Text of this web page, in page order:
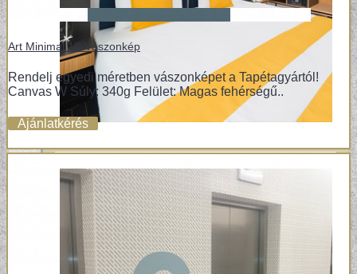
Art Minimal 18-Vászonkép
Rendelj egyedi méretben vászonképet a Tapétagyártól!
Canvas W Súly: 340g Felület: Magas fehérségű..
Ajánlatkérés